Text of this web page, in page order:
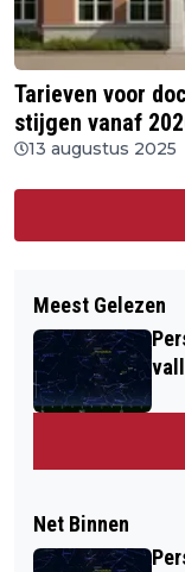
Tarieven voor
stijgen vanaf
13 augustus 2025
Meest Gelezen
Net Binnen